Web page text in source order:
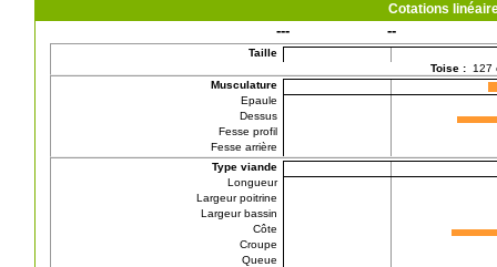
Cotations
--- --
Taille
Toise : 127
Musculature
Epaule
Dessus
Fesse profil
Fesse arrière
Type viande
Longueur
Largeur poitrine
Largeur bassin
Côte
Croupe
Queue